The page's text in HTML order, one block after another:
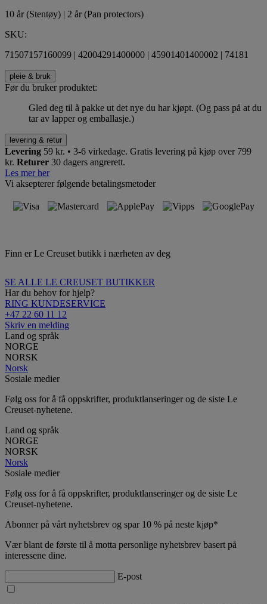
10 år (Stentøy) | 2 år (Pan protectors)
SKU:
71507157160099 | 42004291400000 | 45901401400002 | 74181
pleie & bruk
Før du bruker produktet:
Gled deg til å pakke ut det nye du har kjøpt. (Og pass på at du
tar av lapper og emballasje.)
levering & retur
Levering 59 kr. • 3-6 virkedage. Gratis levering på kjøp over 799
kr. Returer 30 dagers angrerett.
Les mer her
Vi aksepterer følgende betalingsmetoder
Finn er Le Creuset butikk i nærheten av deg
SE ALLE LE CREUSET BUTIKKER
Har du behov for hjelp?
RING KUNDESERVICE
+47 22 60 11 12
Skriv en melding
Land og språk
NORGE
NORSK
Norsk
Sosiale medier
Følg oss for å få oppskrifter, produktlanseringer og de siste Le
Creuset-nyhetene.
Land og språk
NORGE
NORSK
Norsk
Sosiale medier
Følg oss for å få oppskrifter, produktlanseringer og de siste Le
Creuset-nyhetene.
Abonner på vårt nyhetsbrev og spar 10 % på neste kjøp*
Vær blant de første til å motta personlige nyhetsbrev basert på
interessene dine.
E-post